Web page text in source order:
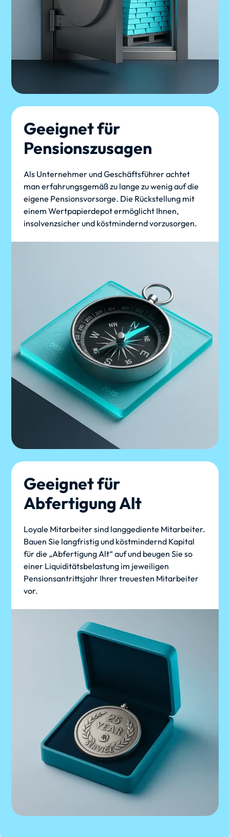
Geeignet für
Pensionszusagen
Als Unternehmer und Geschäftsführer achtet
man erfahrungsgemäß zu lange zu wenig auf die
eigene Pensionsvorsorge. Die Rückstellung mit
einem Wertpapierdepot ermöglicht Ihnen,
insolvenzsicher und köstmindernd vorzusorgen.
Geeignet für
Abfertigung Alt
Loyale Mitarbeiter sind langgediente Mitarbeiter.
Bauen Sie langfristig und köstmindernd Kapital
für die „Abfertigung Alt“ auf und beugen Sie so
einer Liquiditätsbelastung im jeweiligen
Pensionsantrittsjahr Ihrer treuesten Mitarbeiter
vor.